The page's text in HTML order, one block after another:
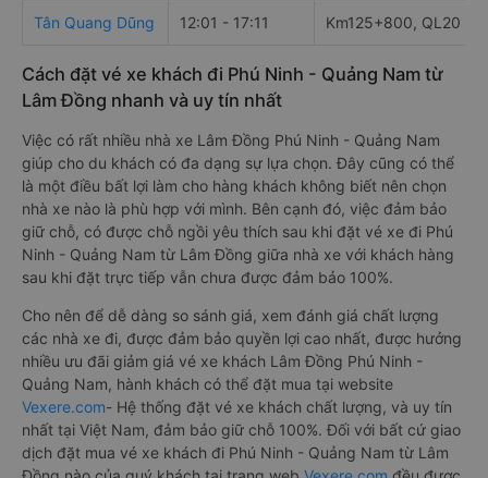
Tân Quang Dũng 12:01 - 17:11 Km125+800, QL20
Cách đặt vé xe khách đi Phú Ninh - Quảng Nam từ
Lâm Đồng nhanh và uy tín nhất
Việc có rất nhiều nhà xe Lâm Đồng Phú Ninh - Quảng Nam
giúp cho du khách có đa dạng sự lựa chọn. Đây cũng có thể
là một điều bất lợi làm cho hàng khách không biết nên chọn
nhà xe nào là phù hợp với mình. Bên cạnh đó, việc đảm bảo
giữ chỗ, có được chỗ ngồi yêu thích sau khi đặt vé xe đi Phú
Ninh - Quảng Nam từ Lâm Đồng giữa nhà xe với khách hàng
sau khi đặt trực tiếp vẫn chưa được đảm bảo 100%.
Cho nên để dễ dàng so sánh giá, xem đánh giá chất lượng
các nhà xe đi, được đảm bảo quyền lợi cao nhất, được hưởng
nhiều ưu đãi giảm giá vé xe khách Lâm Đồng Phú Ninh -
Quảng Nam, hành khách có thể đặt mua tại website
Vexere.com- Hệ thống đặt vé xe khách chất lượng, và uy tín
nhất tại Việt Nam, đảm bảo giữ chỗ 100%. Đối với bất cứ giao
dịch đặt mua vé xe khách đi Phú Ninh - Quảng Nam từ Lâm